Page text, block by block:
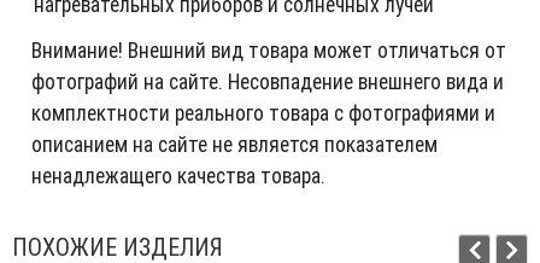
Внимание! Внешний вид товара может отличаться от
фотографий на сайте. Несовпадение внешнего вида и
комплектности реального товара с фотографиями и
описанием на сайте не является показателем
ненадлежащего качества товара.
ПОХОЖИЕ ИЗДЕЛИЯ